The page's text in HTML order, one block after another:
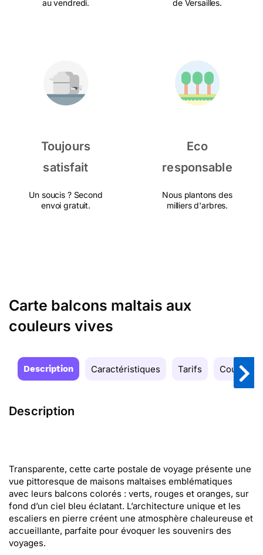
au vendredi.
de Versailles.
Toujours
satisfait
Un soucis ? Second
envoi gratuit.
Eco
responsable
Nous plantons des
milliers d'arbres.
Carte balcons maltais aux
couleurs vives
Description Caractéristiques Tarifs Couleurs
Description
Transparente, cette carte postale de voyage présente une
vue pittoresque de maisons maltaises emblématiques
avec leurs balcons colorés : verts, rouges et oranges, sur
fond d’un ciel bleu éclatant. L’architecture unique et les
escaliers en pierre créent une atmosphère chaleureuse et
accueillante, parfaite pour évoquer les souvenirs des
voyages.